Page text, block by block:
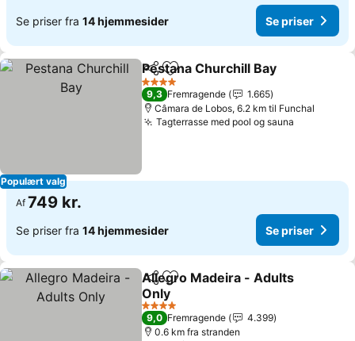
Se priser fra 14 hjemmesider Se priser
Populært valg
Del Føj til favoritter
Pestana Churchill Bay
4 Stjerner
9,3 Fremragende
1.665
Câmara de Lobos, 6.2 km til Funchal
Tagterrasse med pool og sauna
Af 749 kr.
Se priser fra 14 hjemmesider Se priser
Del Føj til favoritter
Allegro Madeira - Adults
Only
4 Stjerner
9,0 Fremragende
4.399
0.6 km fra stranden